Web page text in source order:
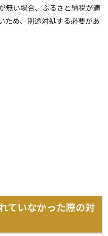
無い場合、ふるさと納税が適
ため、別途対処する必要があ
ていなかった際の対